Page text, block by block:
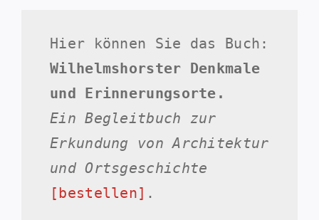
Hier können Sie das Buch:
Wilhelmshorster Denkmale
und Erinnerungsorte.
Ein Begleitbuch zur
Erkundung von Architektur
und Ortsgeschichte
[bestellen] .